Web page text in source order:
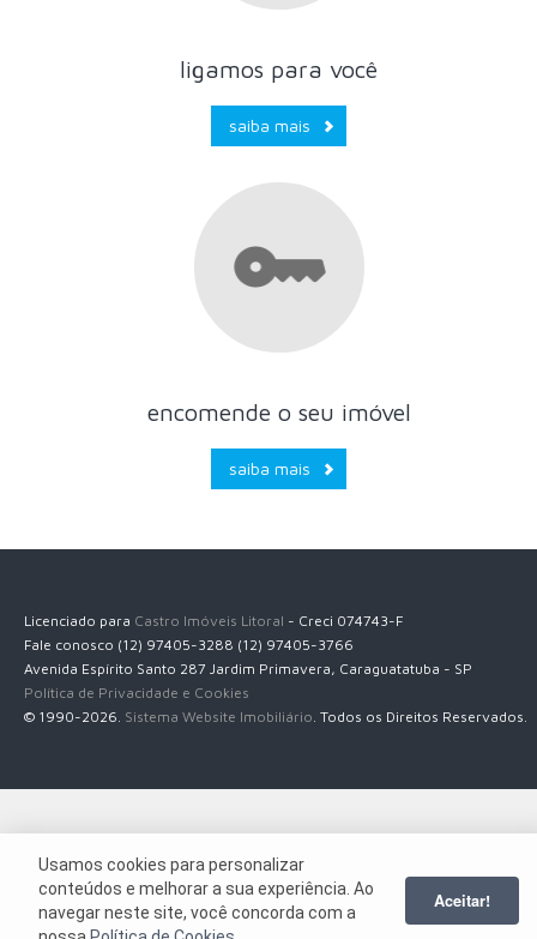
ligamos para você
saiba mais
encomende o seu imóvel
saiba mais
Licenciado para Castro Imóveis Litoral - Creci 074743-F
Fale conosco (12) 97405-3288 (12) 97405-3766
Avenida Espírito Santo 287 Jardim Primavera, Caraguatatuba - SP
Política de Privacidade e Cookies
© 1990-2026. Sistema Website Imobiliário. Todos os Direitos Reservados.
Usamos cookies para personalizar
conteúdos e melhorar a sua experiência. Ao
navegar neste site, você concorda com a
Aceitar!